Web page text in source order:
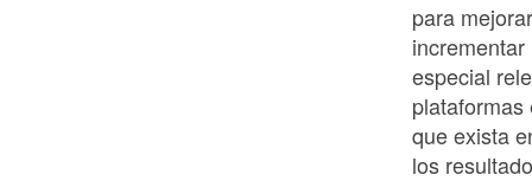
para
especial
que exista
los